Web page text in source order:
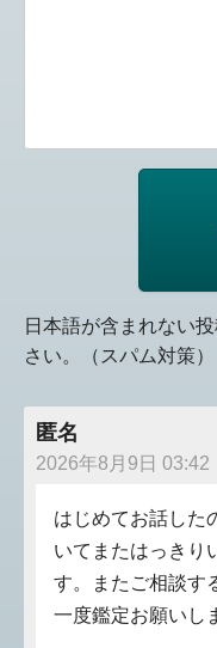
日本語が含まれない
さい。（スパム対策）
匿名
2026年8月9日 03:42
はじめてお話した
いてまたはっきり
す。またご相談す
一度鑑定お願いし